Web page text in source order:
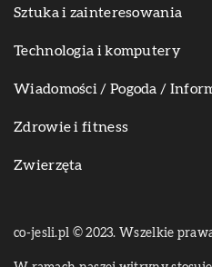
Sztuka i zainteresowania
Technologia i komputery
Wiadomości / Pogoda /
Zdrowie i fitness
Zwierzęta
co-jesli.pl © 2023. Wszelkie